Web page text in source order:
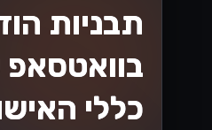
תבניות
כללי